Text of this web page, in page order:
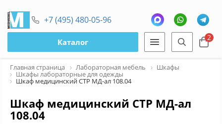
+7 (495) 480-05-96
Каталог 2
Главная страница Лабораторная мебель Шкафы
Шкафы лабораторные для одежды
Шкаф медицинский СТР МД-ал 108.04
Шкаф медицинский СТР МД-ал
108.04